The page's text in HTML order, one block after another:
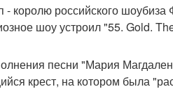
- королю российского
шоу устроил "55. Gold.
песни "Мария
крест, на котором была